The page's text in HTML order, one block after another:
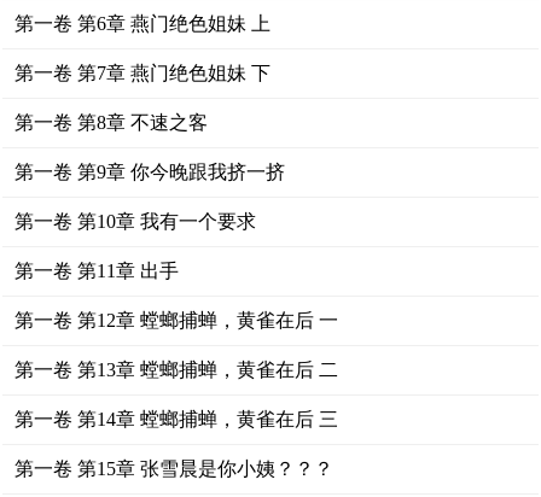
第一卷 第6章 燕门绝色姐妹 上
第一卷 第7章 燕门绝色姐妹 下
第一卷 第8章 不速之客
第一卷 第9章 你今晚跟我挤一挤
第一卷 第10章 我有一个要求
第一卷 第11章 出手
第一卷 第12章 螳螂捕蝉，黄雀在后 一
第一卷 第13章 螳螂捕蝉，黄雀在后 二
第一卷 第14章 螳螂捕蝉，黄雀在后 三
第一卷 第15章 张雪晨是你小姨？？？